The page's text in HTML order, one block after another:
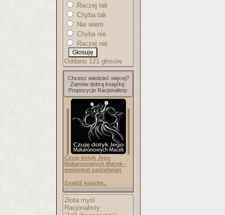
Raczej tak
Chyba tak
Nie wiem
Chyba nie
Raczej nie
Oddano 121 głosów.
Chcesz wiedzieć więcej?
Zamów dobrą książkę.
Propozycje Racjonalisty:
Czuję dotyk Jego
Makaronowych Macek -
emblemat pastafarian
Znajdź książkę..
Złota myśl
Racjonalisty: